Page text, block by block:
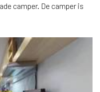
camper. De camper is